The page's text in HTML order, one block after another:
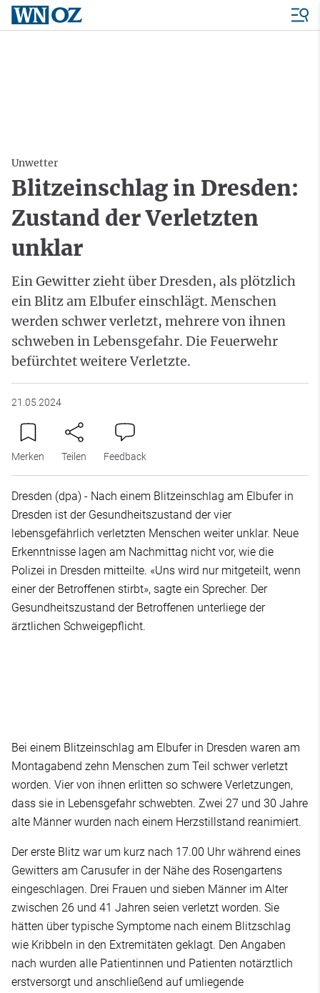
Unwetter
Blitzeinschlag in Dresden:
Zustand der Verletzten
unklar
Ein Gewitter zieht über Dresden, als plötzlich
ein Blitz am Elbufer einschlägt. Menschen
werden schwer verletzt, mehrere von ihnen
schweben in Lebensgefahr. Die Feuerwehr
befürchtet weitere Verletzte.
21.05.2024
Merken Teilen Feedback
Dresden (dpa) - Nach einem Blitzeinschlag am Elbufer in
Dresden ist der Gesundheitszustand der vier
lebensgefährlich verletzten Menschen weiter unklar. Neue
Erkenntnisse lagen am Nachmittag nicht vor, wie die
Polizei in Dresden mitteilte. «Uns wird nur mitgeteilt, wenn
einer der Betroffenen stirbt», sagte ein Sprecher. Der
Gesundheitszustand der Betroffenen unterliege der
ärztlichen Schweigepflicht.
Bei einem Blitzeinschlag am Elbufer in Dresden waren am
Montagabend zehn Menschen zum Teil schwer verletzt
worden. Vier von ihnen erlitten so schwere Verletzungen,
dass sie in Lebensgefahr schwebten. Zwei 27 und 30 Jahre
alte Männer wurden nach einem Herzstillstand reanimiert.
Der erste Blitz war um kurz nach 17.00 Uhr während eines
Gewitters am Carusufer in der Nähe des Rosengartens
eingeschlagen. Drei Frauen und sieben Männer im Alter
zwischen 26 und 41 Jahren seien verletzt worden. Sie
hätten über typische Symptome nach einem Blitzschlag
wie Kribbeln in den Extremitäten geklagt. Den Angaben
nach wurden alle Patientinnen und Patienten notärztlich
erstversorgt und anschließend auf umliegende